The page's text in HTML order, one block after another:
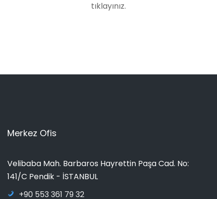
tıklayınız.
Merkez Ofis
Velibaba Mah. Barbaros Hayrettin Paşa Cad. No:
141/C Pendik - İSTANBUL
+90 553 361 79 32